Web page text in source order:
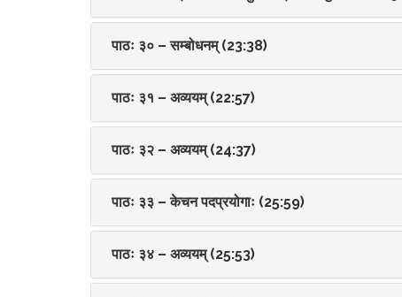
पाठः ३० – सम्बोधनम् (23:38)
पाठः ३१ – अव्ययम् (22:57)
पाठः ३२ – अव्ययम् (24:37)
पाठः ३३ – केचन पदप्रयोगाः (25:59)
पाठः ३४ – अव्ययम् (25:53)